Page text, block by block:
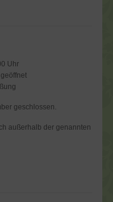
Uhr
geschlossen.
außerhalb der genannten